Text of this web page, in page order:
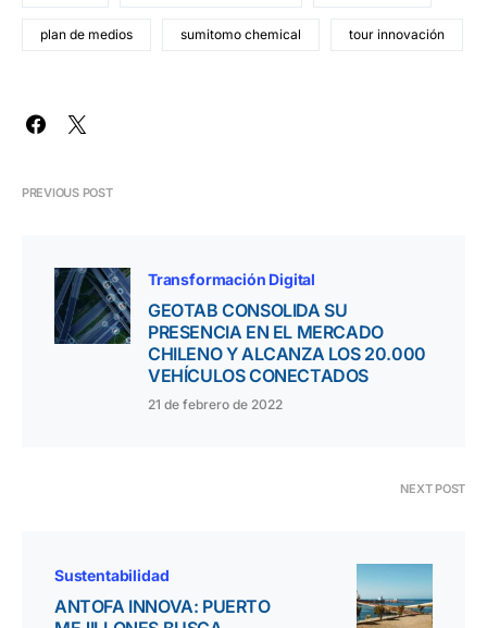
plan de medios sumitomo chemical tour innovación
PREVIOUS POST
Transformación Digital
GEOTAB CONSOLIDA SU
PRESENCIA EN EL MERCADO
CHILENO Y ALCANZA LOS 20.000
VEHÍCULOS CONECTADOS
21 de febrero de 2022
NEXT POST
Sustentabilidad
ANTOFA INNOVA: PUERTO